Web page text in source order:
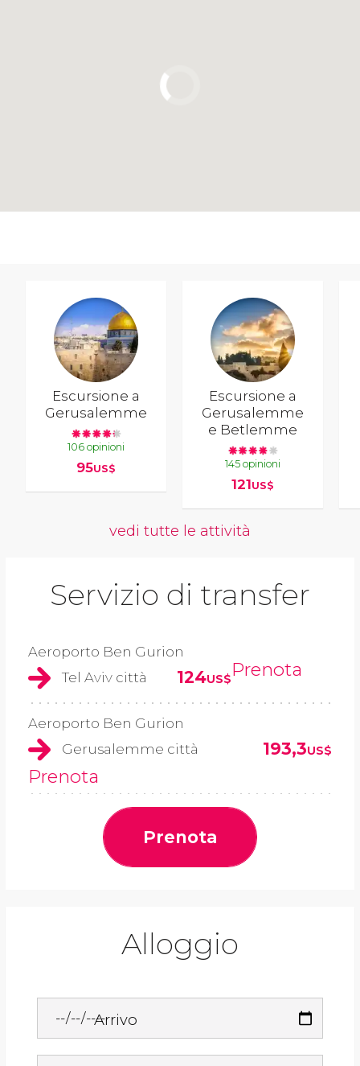
Escursione a
Gerusalemme
106 opinioni
95US$
Escursione a
Gerusalemme
e Betlemme
145 opinioni
121US$
vedi tutte le attività
Servizio di transfer
Aeroporto Ben Gurion
Tel Aviv città
124US$Prenota
Aeroporto Ben Gurion
Gerusalemme città
193,3US$
Prenota
Prenota
Alloggio
Arrivo